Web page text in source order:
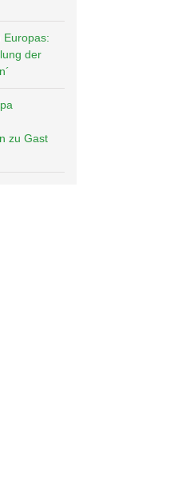
Europas:
der
zu Gast